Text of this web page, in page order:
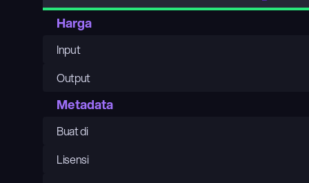
Harga
Input
Output
Metadata
Buat di
Lisensi